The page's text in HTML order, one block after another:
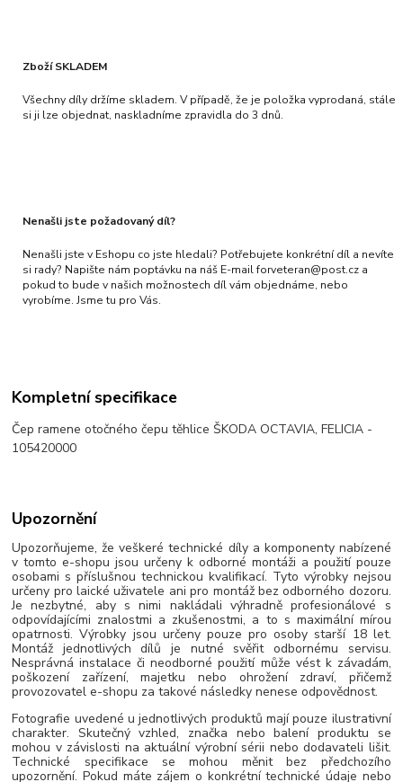
Zboží SKLADEM
Všechny díly držíme skladem. V případě, že je položka vyprodaná, stále
si ji lze objednat, naskladníme zpravidla do 3 dnů.
Nenašli jste požadovaný díl?
Nenašli jste v Eshopu co jste hledali? Potřebujete konkrétní díl a nevíte
si rady? Napište nám poptávku na náš E-mail forveteran@post.cz a
pokud to bude v našich možnostech díl vám objednáme, nebo
vyrobíme. Jsme tu pro Vás.
Kompletní specifikace
Čep ramene otočného čepu těhlice ŠKODA OCTAVIA, FELICIA -
105420000
Upozornění
Upozorňujeme, že veškeré technické díly a komponenty nabízené
v tomto e-shopu jsou určeny k odborné montáži a použití pouze
osobami s příslušnou technickou kvalifikací. Tyto výrobky nejsou
určeny pro laické uživatele ani pro montáž bez odborného dozoru.
Je nezbytné, aby s nimi nakládali výhradně profesionálové s
odpovídajícími znalostmi a zkušenostmi, a to s maximální mírou
opatrnosti. Výrobky jsou určeny pouze pro osoby starší 18 let.
Montáž jednotlivých dílů je nutné svěřit odbornému servisu.
Nesprávná instalace či neodborné použití může vést k závadám,
poškození zařízení, majetku nebo ohrožení zdraví, přičemž
provozovatel e-shopu za takové následky nenese odpovědnost.
Fotografie uvedené u jednotlivých produktů mají pouze ilustrativní
charakter. Skutečný vzhled, značka nebo balení produktu se
mohou v závislosti na aktuální výrobní sérii nebo dodavateli lišit.
Technické specifikace se mohou měnit bez předchozího
upozornění. Pokud máte zájem o konkrétní technické údaje nebo